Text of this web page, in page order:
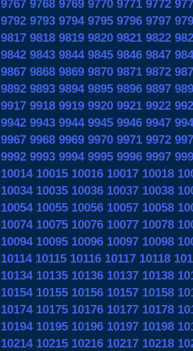
9767 9768 9769 9770 9771 9772
9792 9793 9794 9795 9796 9797
9817 9818 9819 9820 9821 9822
9842 9843 9844 9845 9846 9847
9867 9868 9869 9870 9871 9872
9892 9893 9894 9895 9896 9897
9917 9918 9919 9920 9921 9922
9942 9943 9944 9945 9946 9947
9967 9968 9969 9970 9971 9972
9992 9993 9994 9995 9996 9997
10014 10015 10016 10017 10018
10034 10035 10036 10037 10038
10054 10055 10056 10057 10058
10074 10075 10076 10077 10078
10094 10095 10096 10097 10098
10114 10115 10116 10117 10118
10134 10135 10136 10137 10138
10154 10155 10156 10157 10158
10174 10175 10176 10177 10178
10194 10195 10196 10197 10198
10214 10215 10216 10217 10218